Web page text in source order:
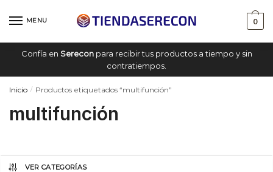
MENU 0
Confía en Sereconpara recibir tus productos a tiempo y sin
contratiempos.
Inicio / Productos etiquetados “multifunción”
multifunción
VER CATEGORÍAS